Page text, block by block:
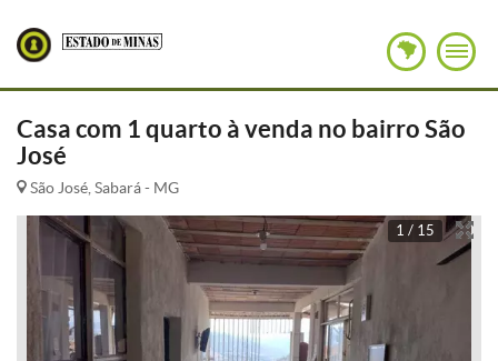
Casa com 1 quarto à venda no bairro São
José
São José, Sabará - MG
1 / 15